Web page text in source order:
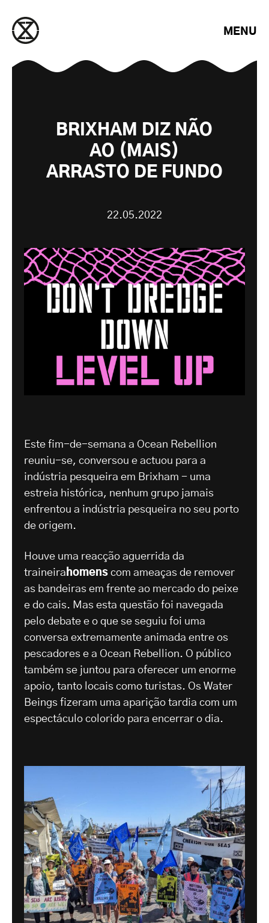
MENU
BRIXHAM DIZ NÃO
AO (MAIS)
ARRASTO DE FUNDO
22.05.2022
Este fim-de-semana a Ocean Rebellion
reuniu-se, conversou e actuou para a
indústria pesqueira em Brixham - uma
estreia histórica, nenhum grupo jamais
enfrentou a indústria pesqueira no seu porto
de origem.
Houve uma reacção aguerrida da
traineira homens com ameaças de remover
as bandeiras em frente ao mercado do peixe
e do cais. Mas esta questão foi navegada
pelo debate e o que se seguiu foi uma
conversa extremamente animada entre os
pescadores e a Ocean Rebellion. O público
também se juntou para oferecer um enorme
apoio, tanto locais como turistas. Os Water
Beings fizeram uma aparição tardia com um
espectáculo colorido para encerrar o dia.